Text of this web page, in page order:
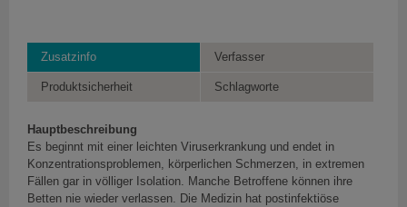
Zusatzinfo Verfasser
Produktsicherheit Schlagworte
Hauptbeschreibung
Es beginnt mit einer leichten Viruserkrankung und endet in
Konzentrationsproblemen, körperlichen Schmerzen, in extremen
Fällen gar in völliger Isolation. Manche Betroffene können ihre
Betten nie wieder verlassen. Die Medizin hat postinfektiöse